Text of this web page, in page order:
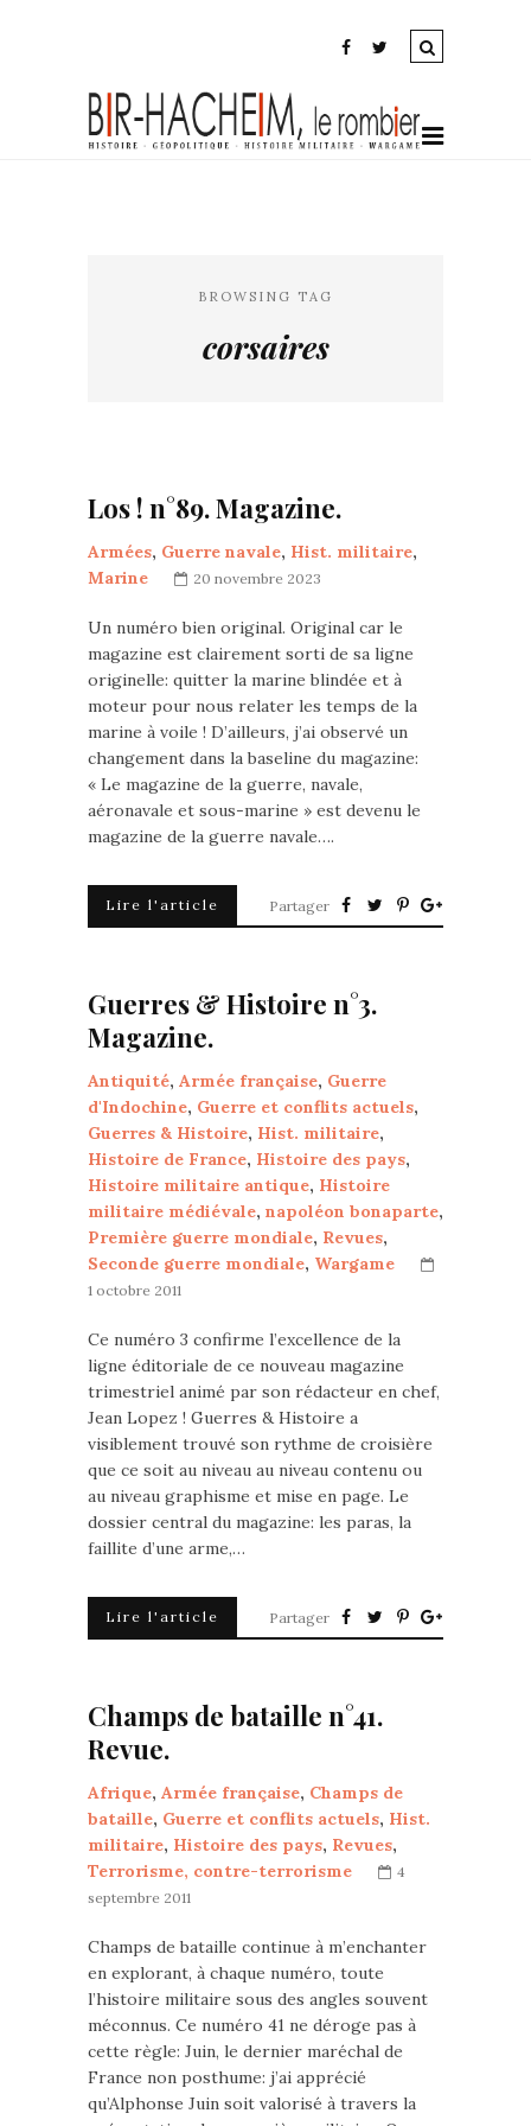
BROWSING TAG
corsaires
Los ! n°89. Magazine.
Armées, Guerre navale, Hist. militaire,
Marine
20 novembre 2023
Un numéro bien original. Original car le
magazine est clairement sorti de sa ligne
originelle: quitter la marine blindée et à
moteur pour nous relater les temps de la
marine à voile ! D’ailleurs, j’ai observé un
changement dans la baseline du magazine:
« Le magazine de la guerre, navale,
aéronavale et sous-marine » est devenu le
magazine de la guerre navale….
Lire l'article Partager
Guerres & Histoire n°3.
Magazine.
Antiquité, Armée française, Guerre
d'Indochine, Guerre et conflits actuels,
Guerres & Histoire, Hist. militaire,
Histoire de France, Histoire des pays,
Histoire militaire antique, Histoire
militaire médiévale, napoléon bonaparte,
Première guerre mondiale, Revues,
Seconde guerre mondiale, Wargame
1 octobre 2011
Ce numéro 3 confirme l’excellence de la
ligne éditoriale de ce nouveau magazine
trimestriel animé par son rédacteur en chef,
Jean Lopez ! Guerres & Histoire a
visiblement trouvé son rythme de croisière
que ce soit au niveau au niveau contenu ou
au niveau graphisme et mise en page. Le
dossier central du magazine: les paras, la
faillite d’une arme,…
Lire l'article Partager
Champs de bataille n°41.
Revue.
Afrique, Armée française, Champs de
bataille, Guerre et conflits actuels, Hist.
militaire, Histoire des pays, Revues,
Terrorisme, contre-terrorisme
4
septembre 2011
Champs de bataille continue à m’enchanter
en explorant, à chaque numéro, toute
l’histoire militaire sous des angles souvent
méconnus. Ce numéro 41 ne déroge pas à
cette règle: Juin, le dernier maréchal de
France non posthume: j’ai apprécié
qu’Alphonse Juin soit valorisé à travers la